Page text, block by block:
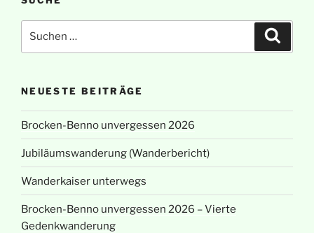
nach:
NEUESTE BEITRÄGE
Brocken-Benno unvergessen 2026
Jubiläumswanderung (Wanderbericht)
Wanderkaiser unterwegs
Brocken-Benno unvergessen 2026 – Vierte
Gedenkwanderung